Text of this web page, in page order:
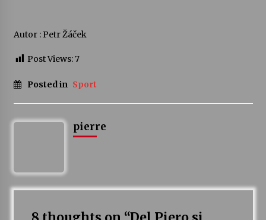
Autor : Petr Žáček
Post Views:7
Posted in Sport
pierre